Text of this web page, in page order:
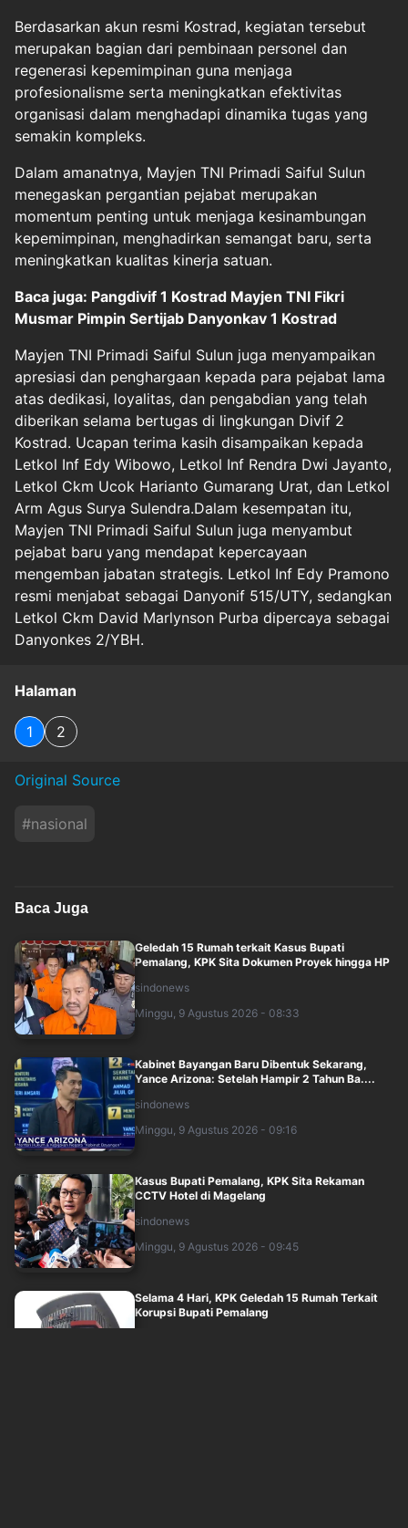
Berdasarkan akun resmi Kostrad, kegiatan tersebut
merupakan bagian dari pembinaan personel dan
regenerasi kepemimpinan guna menjaga
profesionalisme serta meningkatkan efektivitas
organisasi dalam menghadapi dinamika tugas yang
semakin kompleks.
Dalam amanatnya, Mayjen TNI Primadi Saiful Sulun
menegaskan pergantian pejabat merupakan
momentum penting untuk menjaga kesinambungan
kepemimpinan, menghadirkan semangat baru, serta
meningkatkan kualitas kinerja satuan.
Baca juga: Pangdivif 1 Kostrad Mayjen TNI Fikri
Musmar Pimpin Sertijab Danyonkav 1 Kostrad
Mayjen TNI Primadi Saiful Sulun juga menyampaikan
apresiasi dan penghargaan kepada para pejabat lama
atas dedikasi, loyalitas, dan pengabdian yang telah
diberikan selama bertugas di lingkungan Divif 2
Kostrad. Ucapan terima kasih disampaikan kepada
Letkol Inf Edy Wibowo, Letkol Inf Rendra Dwi Jayanto,
Letkol Ckm Ucok Harianto Gumarang Urat, dan Letkol
Arm Agus Surya Sulendra.Dalam kesempatan itu,
Mayjen TNI Primadi Saiful Sulun juga menyambut
pejabat baru yang mendapat kepercayaan
mengemban jabatan strategis. Letkol Inf Edy Pramono
resmi menjabat sebagai Danyonif 515/UTY, sedangkan
Letkol Ckm David Marlynson Purba dipercaya sebagai
Danyonkes 2/YBH.
Halaman
1 2
Original Source
#nasional
Baca Juga
Geledah 15 Rumah terkait Kasus Bupati
Pemalang, KPK Sita Dokumen Proyek hingga HP
sindonews
Minggu, 9 Agustus 2026 - 08:33
Kabinet Bayangan Baru Dibentuk Sekarang,
Yance Arizona: Setelah Hampir 2 Tahun Ba....
sindonews
Minggu, 9 Agustus 2026 - 09:16
Kasus Bupati Pemalang, KPK Sita Rekaman
CCTV Hotel di Magelang
sindonews
Minggu, 9 Agustus 2026 - 09:45
Selama 4 Hari, KPK Geledah 15 Rumah Terkait
Korupsi Bupati Pemalang